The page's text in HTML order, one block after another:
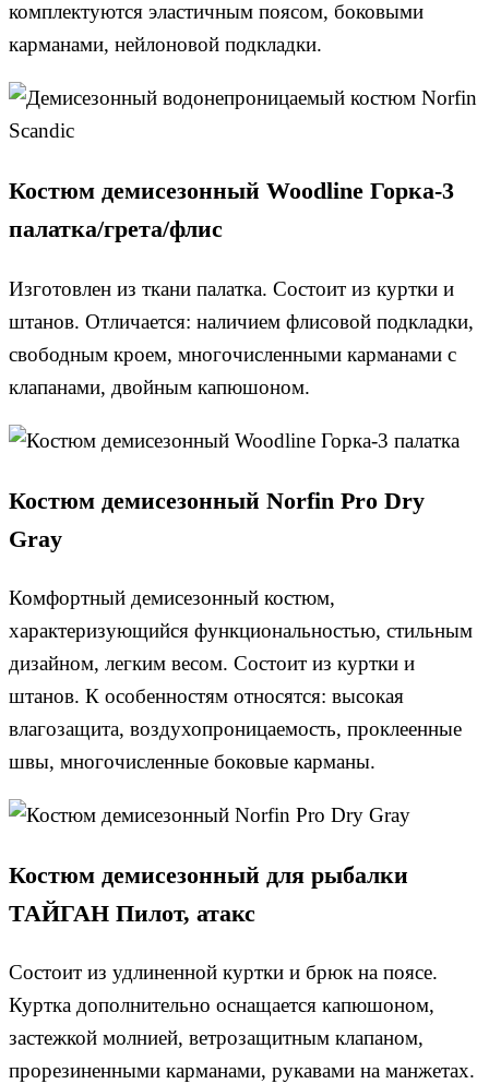
комплектуются эластичным поясом, боковыми
карманами, нейлоновой подкладки.
Костюм демисезонный Woodline Горка-3
палатка/грета/флис
Изготовлен из ткани палатка. Состоит из куртки и
штанов. Отличается: наличием флисовой подкладки,
свободным кроем, многочисленными карманами с
клапанами, двойным капюшоном.
Костюм демисезонный Norfin Pro Dry
Gray
Комфортный демисезонный костюм,
характеризующийся функциональностью, стильным
дизайном, легким весом. Состоит из куртки и
штанов. К особенностям относятся: высокая
влагозащита, воздухопроницаемость, проклеенные
швы, многочисленные боковые карманы.
Костюм демисезонный для рыбалки
ТАЙГАН Пилот, атакс
Состоит из удлиненной куртки и брюк на поясе.
Куртка дополнительно оснащается капюшоном,
застежкой молнией, ветрозащитным клапаном,
прорезиненными карманами, рукавами на манжетах.